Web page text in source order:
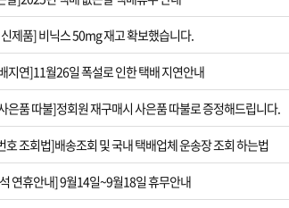
제품] 비닉스 50mg 재고 확보했습니다.
지연]11월26일 폭설로 인한 택배 지연안내
은품 따불]정회원 재구매시 사은품 따불로 증정해드립니다.
호 조회법]배송조회 및 국내 택배업체 운송장 조회 하는법
연휴안내] 9월14일~9월18일 휴무안내